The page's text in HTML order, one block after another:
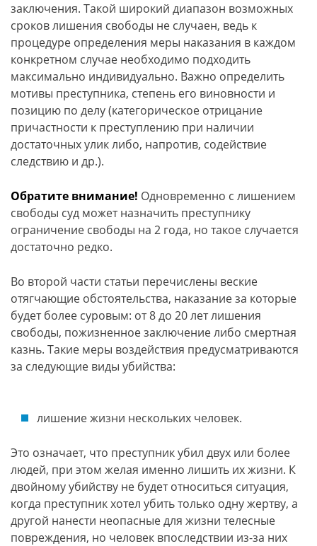
заключения. Такой широкий диапазон возможных
сроков лишения свободы не случаен, ведь к
процедуре определения меры наказания в каждом
конкретном случае необходимо подходить
максимально индивидуально. Важно определить
мотивы преступника, степень его виновности и
позицию по делу (категорическое отрицание
причастности к преступлению при наличии
достаточных улик либо, напротив, содействие
следствию и др.).
Обратите внимание! Одновременно с лишением
свободы суд может назначить преступнику
ограничение свободы на 2 года, но такое случается
достаточно редко.
Во второй части статьи перечислены веские
отягчающие обстоятельства, наказание за которые
будет более суровым: от 8 до 20 лет лишения
свободы, пожизненное заключение либо смертная
казнь. Такие меры воздействия предусматриваются
за следующие виды убийства:
лишение жизни нескольких человек.
Это означает, что преступник убил двух или более
людей, при этом желая именно лишить их жизни. К
двойному убийству не будет относиться ситуация,
когда преступник хотел убить только одну жертву, а
другой нанести неопасные для жизни телесные
повреждения, но человек впоследствии из-за них